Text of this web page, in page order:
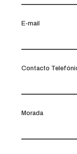
E-mail
Contacto
Morada